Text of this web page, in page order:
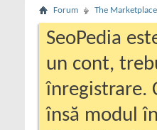
Forum The Marketplace
SeoPedia
un cont,
înregistrare.
însă modul